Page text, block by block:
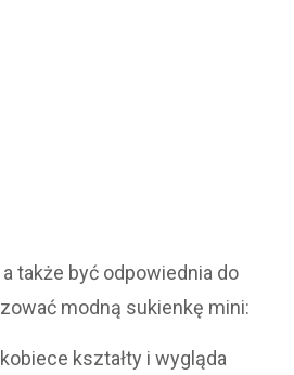
także być odpowiednia do
modną sukienkę mini:
kształty i wygląda